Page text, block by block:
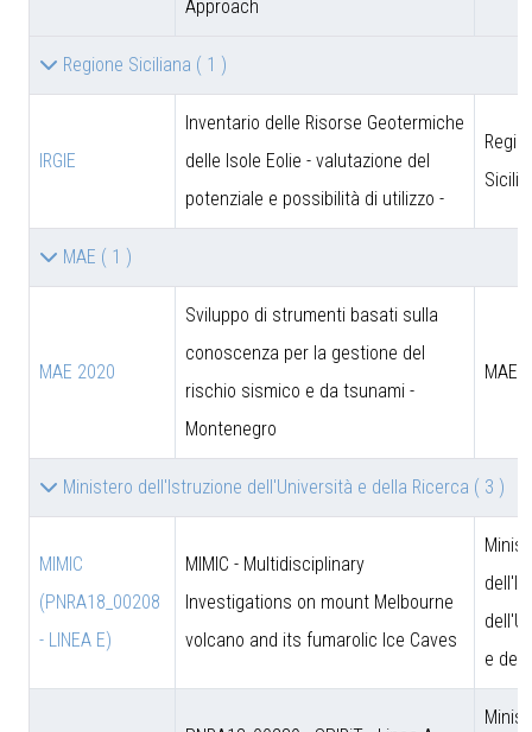
Approach
Regione Siciliana ( 1 )
IRGIE
Inventario delle Risorse Geotermiche
delle Isole Eolie - valutazione del
potenziale e possibilità di utilizzo -
MAE ( 1 )
MAE 2020
Sviluppo di strumenti basati sulla
conoscenza per la gestione del
rischio sismico e da tsunami -
Montenegro
MAE
Ministero dell'Istruzione dell'Università e della Ricerca ( 3 )
MIMIC
(PNRA18_00208
- LINEA E)
MIMIC - Multidisciplinary
Investigations on mount Melbourne
volcano and its fumarolic Ice Caves
e